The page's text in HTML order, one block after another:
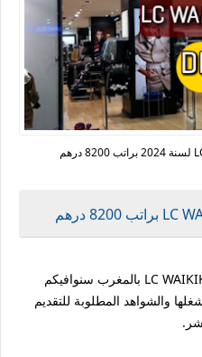
للباحثين عن عمل في شركة LC WAIKIKI بالمغرب سنوافيكم
والشواهد المطلوبة للتقديم